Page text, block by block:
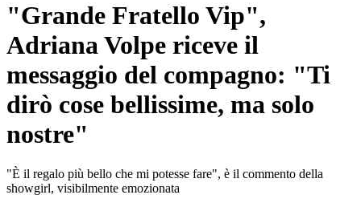
"Grande Fratello Vip",
Adriana Volpe riceve il
messaggio del compagno: "Ti
dirò cose bellissime, ma solo
nostre"
"È il regalo più bello che mi potesse fare", è il commento della
showgirl, visibilmente emozionata